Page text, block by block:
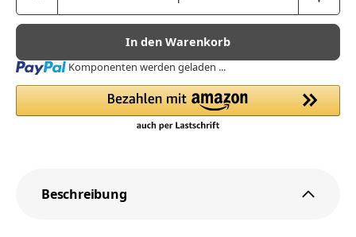
In den Warenkorb
Loading... Komponenten werden geladen ...
Beschreibung